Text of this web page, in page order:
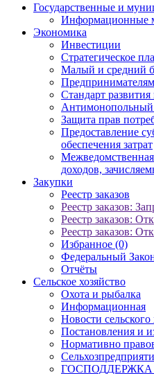
Государственные и
Информационные
Экономика
Инвестиции
Стратегическое
Малый и средний
Предпринимателям
Стандарт
Антимонопольный
Защита прав
Предоставление
обеспечения затрат
доходов,
Закупки
Реестр заказов
Реестр заказов:
Реестр заказов:
Реестр заказов:
Избранное (0)
Федеральный
Отчёты
Сельское хозяйство
Охота и рыбалка
Информационная
Новости сельского
Постановления и
Нормативно
ГОСПОДДЕРЖКА